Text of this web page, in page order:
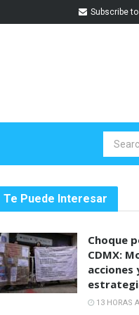
Subscribe
Te Puede Interesar
Choque
CDMX:
acciones
13 HORAS